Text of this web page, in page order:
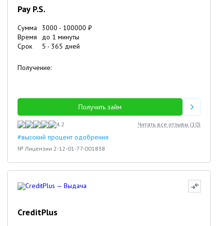
Pay P.S.
Сумма 3000 - 100000 ₽
Время
до 1 минуты
Срок
5 - 365 дней
Получение:
Получить займ
4.2 Читать все отзывы (10)
#высокий процент одобрения
№ Лицензии 2-12-01-77-001838
CreditPlus